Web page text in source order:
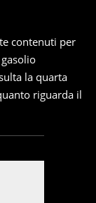
contenuti per
la quarta
riguarda il